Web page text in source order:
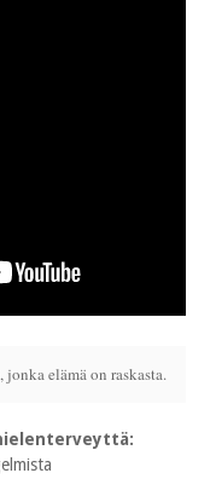
elämä on raskasta.